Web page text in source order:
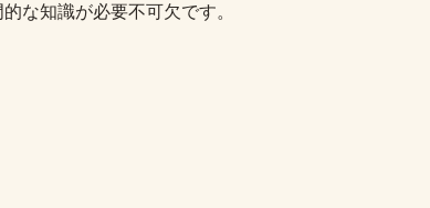
な知識が必要不可欠です。